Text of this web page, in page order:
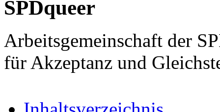
SPDqueer
Arbeitsgemeinschaft der
für Akzeptanz und